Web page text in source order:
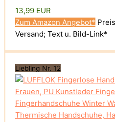
13,99 EUR
Zum Amazon Angebot*
Versand; Text u. Bild-Link*
Liebling Nr. 12